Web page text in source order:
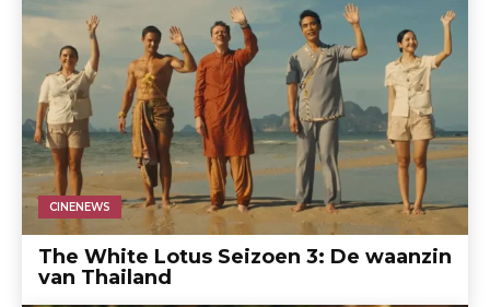
CINENEWS
The White Lotus Seizoen 3: De waanzin
van Thailand